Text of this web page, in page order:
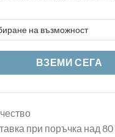
ВЗЕМИ СЕГА
при поръчка над